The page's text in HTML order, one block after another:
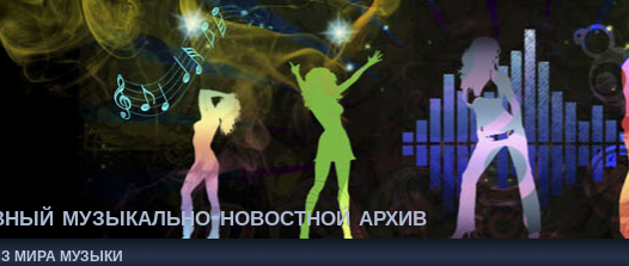
музыкально-новостной архив
МИРА МУЗЫКИ